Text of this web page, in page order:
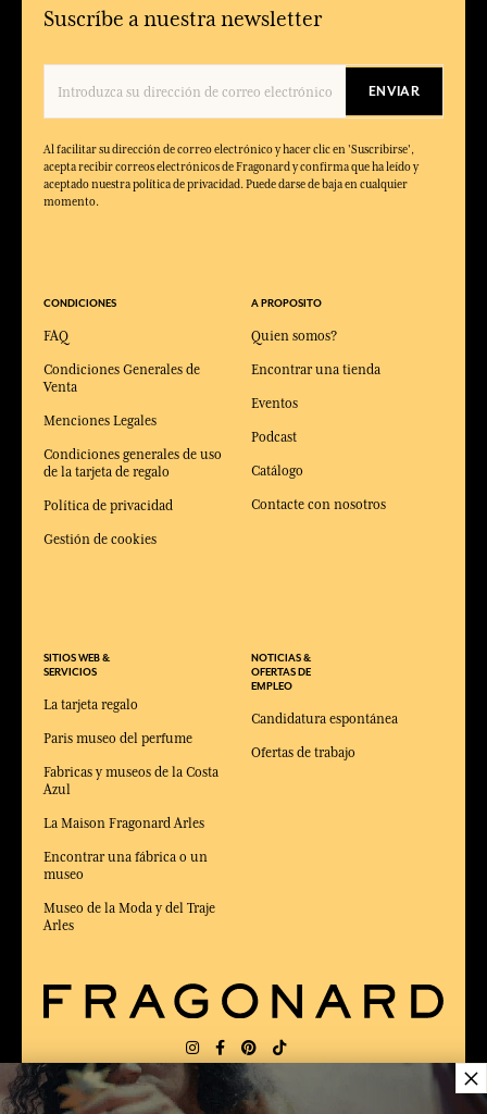
Suscríbe a nuestra newsletter
ENVIAR
Al facilitar su dirección de correo electrónico y hacer clic en 'Suscribirse',
acepta recibir correos electrónicos de Fragonard y confirma que ha leído y
aceptado nuestra política de privacidad. Puede darse de baja en cualquier
momento.
CONDICIONES
FAQ
Condiciones Generales de
Venta
Menciones Legales
Condiciones generales de uso
de la tarjeta de regalo
Política de privacidad
Gestión de cookies
SITIOS WEB &
SERVICIOS
La tarjeta regalo
Paris museo del perfume
Fabricas y museos de la Costa
Azul
La Maison Fragonard Arles
Encontrar una fábrica o un
museo
Museo de la Moda y del Traje
Arles
A PROPOSITO
Quien somos?
Encontrar una tienda
Eventos
Podcast
Catálogo
Contacte con nosotros
NOTICIAS &
OFERTAS DE
EMPLEO
Candidatura espontánea
Ofertas de trabajo
ENTREGA: FR
×